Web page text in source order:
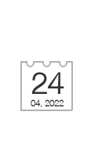
24
04, 2022